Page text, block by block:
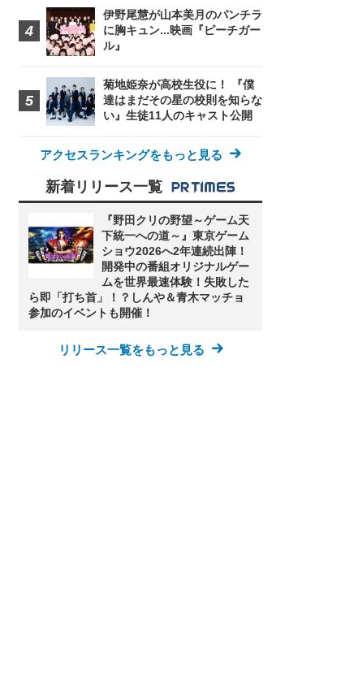
伊野尾慧が山本美月のパンチラ
に胸キュン...映画『ピーチガー
ル』
菊地姫奈が高校生役に！ 『僕
達はまだその星の校則を知らな
い』生徒11人のキャスト公開
アクセスランキングをもっと見る
新着リリース一覧
『野田クリの野望～ゲーム天
下統一への道～』東京ゲーム
ショウ2026へ2年連続出陣！
開発中の番組オリジナルゲー
ムを世界最速体験！失敗した
ら即「打ち首」！？しんや＆青木マッチョ
参加のイベントも開催！
リリース一覧をもっと見る